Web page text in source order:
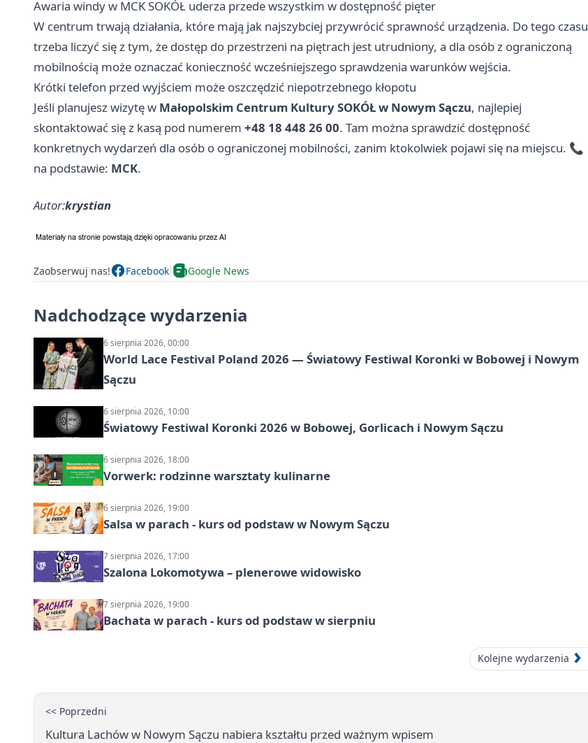
Awaria windy w MCK SOKÓŁ uderza przede wszystkim w dostępność pięter
W centrum trwają działania, które mają jak najszybciej przywrócić sprawność urządzenia. Do tego czasu
trzeba liczyć się z tym, że dostęp do przestrzeni na piętrach jest utrudniony, a dla osób z ograniczoną
mobilnością może oznaczać konieczność wcześniejszego sprawdzenia warunków wejścia.
Krótki telefon przed wyjściem może oszczędzić niepotrzebnego kłopotu
Jeśli planujesz wizytę w Małopolskim Centrum Kultury SOKÓŁ w Nowym Sączu, najlepiej
skontaktować się z kasą pod numerem +48 18 448 26 00. Tam można sprawdzić dostępność
konkretnych wydarzeń dla osób o ograniczonej mobilności, zanim ktokolwiek pojawi się na miejscu. 📞
na podstawie: MCK.
Autor:krystian
Zaobserwuj nas! Facebook Google News
Nadchodzące wydarzenia
6 sierpnia 2026, 00:00
World Lace Festival Poland 2026 — Światowy Festiwal Koronki w Bobowej i Nowym
Sączu
6 sierpnia 2026, 10:00
Światowy Festiwal Koronki 2026 w Bobowej, Gorlicach i Nowym Sączu
6 sierpnia 2026, 18:00
Vorwerk: rodzinne warsztaty kulinarne
6 sierpnia 2026, 19:00
Salsa w parach - kurs od podstaw w Nowym Sączu
7 sierpnia 2026, 17:00
Szalona Lokomotywa – plenerowe widowisko
7 sierpnia 2026, 19:00
Bachata w parach - kurs od podstaw w sierpniu
Kolejne wydarzenia
<< Poprzedni
Kultura Lachów w Nowym Sączu nabiera kształtu przed ważnym wpisem